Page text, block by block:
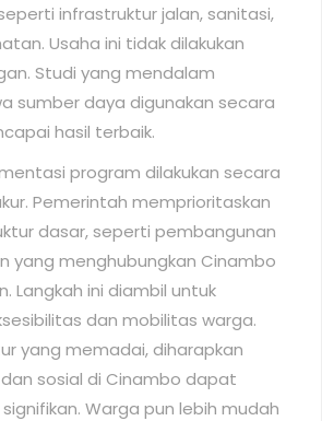
infrastruktur jalan, sanitasi,
Usaha ini tidak dilakukan
Studi yang mendalam
sumber daya digunakan secara
hasil terbaik.
program dilakukan secara
Pemerintah memprioritaskan
dasar, seperti pembangunan
yang menghubungkan Cinambo
Langkah ini diambil untuk
dan mobilitas warga.
yang memadai, diharapkan
sosial di Cinambo dapat
Warga pun lebih mudah